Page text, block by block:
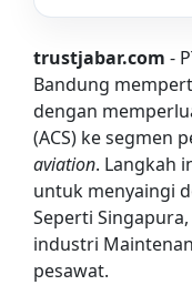
trustjabar.com -
Bandung
dengan
(ACS) ke segmen
aviation. Langkah
untuk menyaingi
Seperti
industri
pesawat.